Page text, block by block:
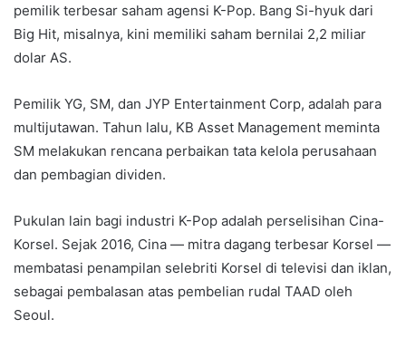
pemilik terbesar saham agensi K-Pop. Bang Si-hyuk dari
Big Hit, misalnya, kini memiliki saham bernilai 2,2 miliar
dolar AS.
Pemilik YG, SM, dan JYP Entertainment Corp, adalah para
multijutawan. Tahun lalu, KB Asset Management meminta
SM melakukan rencana perbaikan tata kelola perusahaan
dan pembagian dividen.
Pukulan lain bagi industri K-Pop adalah perselisihan Cina-
Korsel. Sejak 2016, Cina — mitra dagang terbesar Korsel —
membatasi penampilan selebriti Korsel di televisi dan iklan,
sebagai pembalasan atas pembelian rudal TAAD oleh
Seoul.